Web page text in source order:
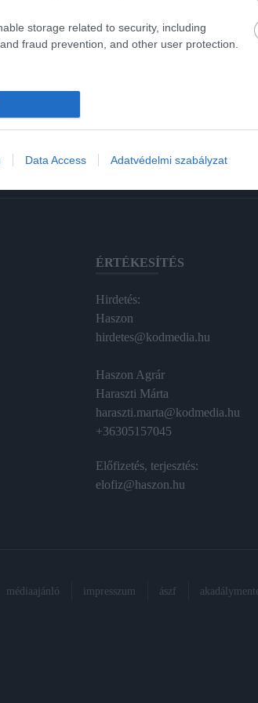
storage related to security, including
fraud prevention, and other user protection.
Data Access Adatvédelmi szabályzat
ÉRTÉKESÍTÉS
Hirdetés:
Haszon
hirdetes@kodmedia.hu
Haszon Agrár
Haraszti Márta
haraszti.marta@kodmedia.hu
+36305157045
Előfizetés, terjesztés:
elofiz@haszon.hu
médiaajánló impresszum ászf